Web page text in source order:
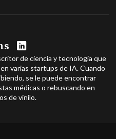
de ciencia y tecnología que
varias startups de IA. Cuando
se le puede encontrar
médicas o rebuscando en
de vinilo.